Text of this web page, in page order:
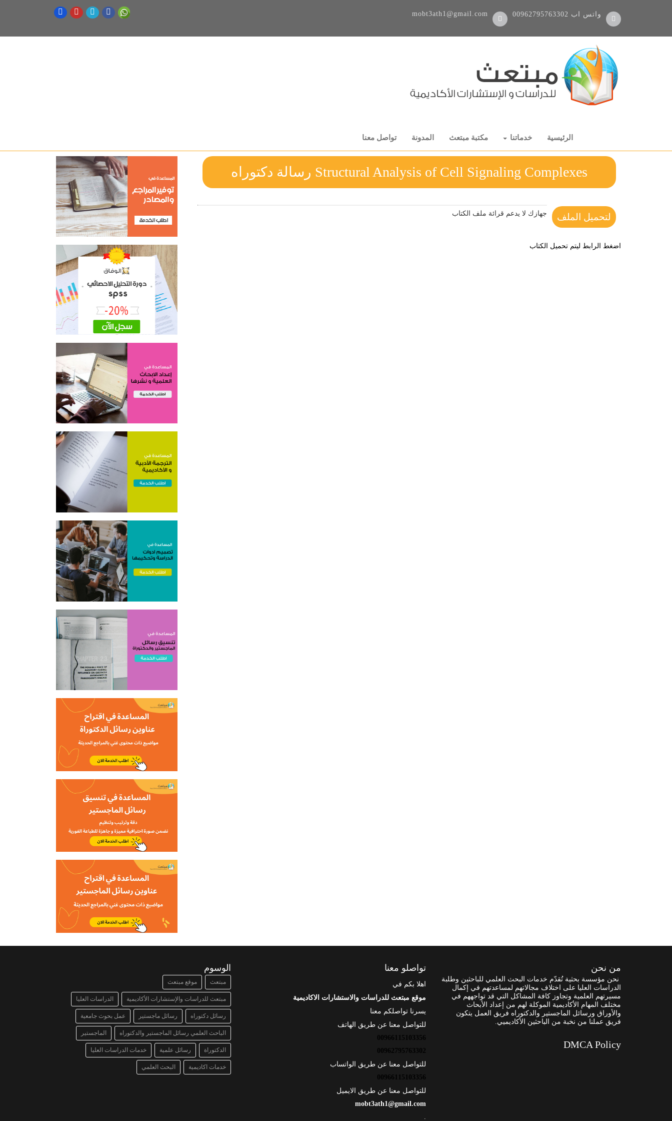
00962795763302 واتس اب mobt3ath1@gmail.com
الرئيسية خدماتنا مكتبة مبتعث المدونة تواصل معنا
Structural Analysis of Cell Signaling Complexes رسالة دكتوراه
لتحميل الملف جهازك لا يدعم قرائة ملف الكتاب
اضغط الرابط ليتم تحميل الكتاب
من نحن
نحن مؤسسة بحثية تُقدّم خدمات البحث العلمي للباحثين وطلبة
الدراسات العليا على اختلاف مجالاتهم لمساعدتهم في إكمال
مسيرتهم العلمية وتجاوز كافة المشاكل التي قد تواجههم في
مختلف المهام الأكاديمية الموكلة لهم من إعداد الأبحاث
والأوراق ورسائل الماجستير والدكتوراه فريق العمل يتكون
فريق عملنا من نخبة من الباحثين الأكاديميي.
DMCA Policy
تواصلو معنا
اهلا بكم في
موقع مبتعث للدراسات والاستشارات الاكاديمية
يسرنا تواصلكم معنا
للتواصل معنا عن طريق الهاتف
00966115103356
00962795763302
للتواصل معنا عن طريق الواتساب
00966115103356
للتواصل معنا عن طريق الايميل
mobt3ath1@gmail.com
الوسوم
مبتعث موقع مبتعث
مبتعث للدراسات والإستشارات الأكاديمية الدراسات العليا
رسائل دكتوراه رسائل ماجستير عمل بحوث جامعية
الباحث العلمي رسائل الماجستير والدكتوراه الماجستير
الدكتوراة رسائل علمية خدمات الدراسات العليا
خدمات اكاديمية البحث العلمي